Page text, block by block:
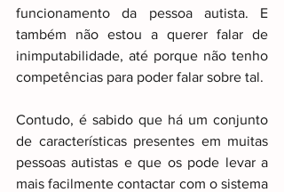
funcionamento da pessoa autista. E
também não estou a querer falar de
inimputabilidade, até porque não tenho
competências para poder falar sobre tal.
Contudo, é sabido que há um conjunto
de características presentes em muitas
pessoas autistas e que os pode levar a
mais facilmente contactar com o sistema